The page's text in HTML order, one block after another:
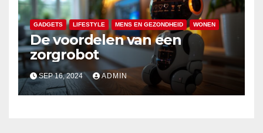
GADGETS LIFESTYLE MENS EN GEZONDHEID WONEN
De voordelen van een
zorgrobot
SEP 16, 2024 ADMIN